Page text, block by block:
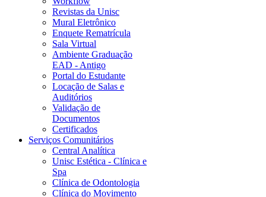
Revistas da Unisc
Mural Eletrônico
Enquete Rematrícula
Sala Virtual
Ambiente Graduação
EAD - Antigo
Portal do Estudante
Locação de Salas e
Auditórios
Validação de
Documentos
Certificados
Serviços Comunitários
Central Analítica
Unisc Estética - Clínica e
Spa
Clínica de Odontologia
Clínica do Movimento